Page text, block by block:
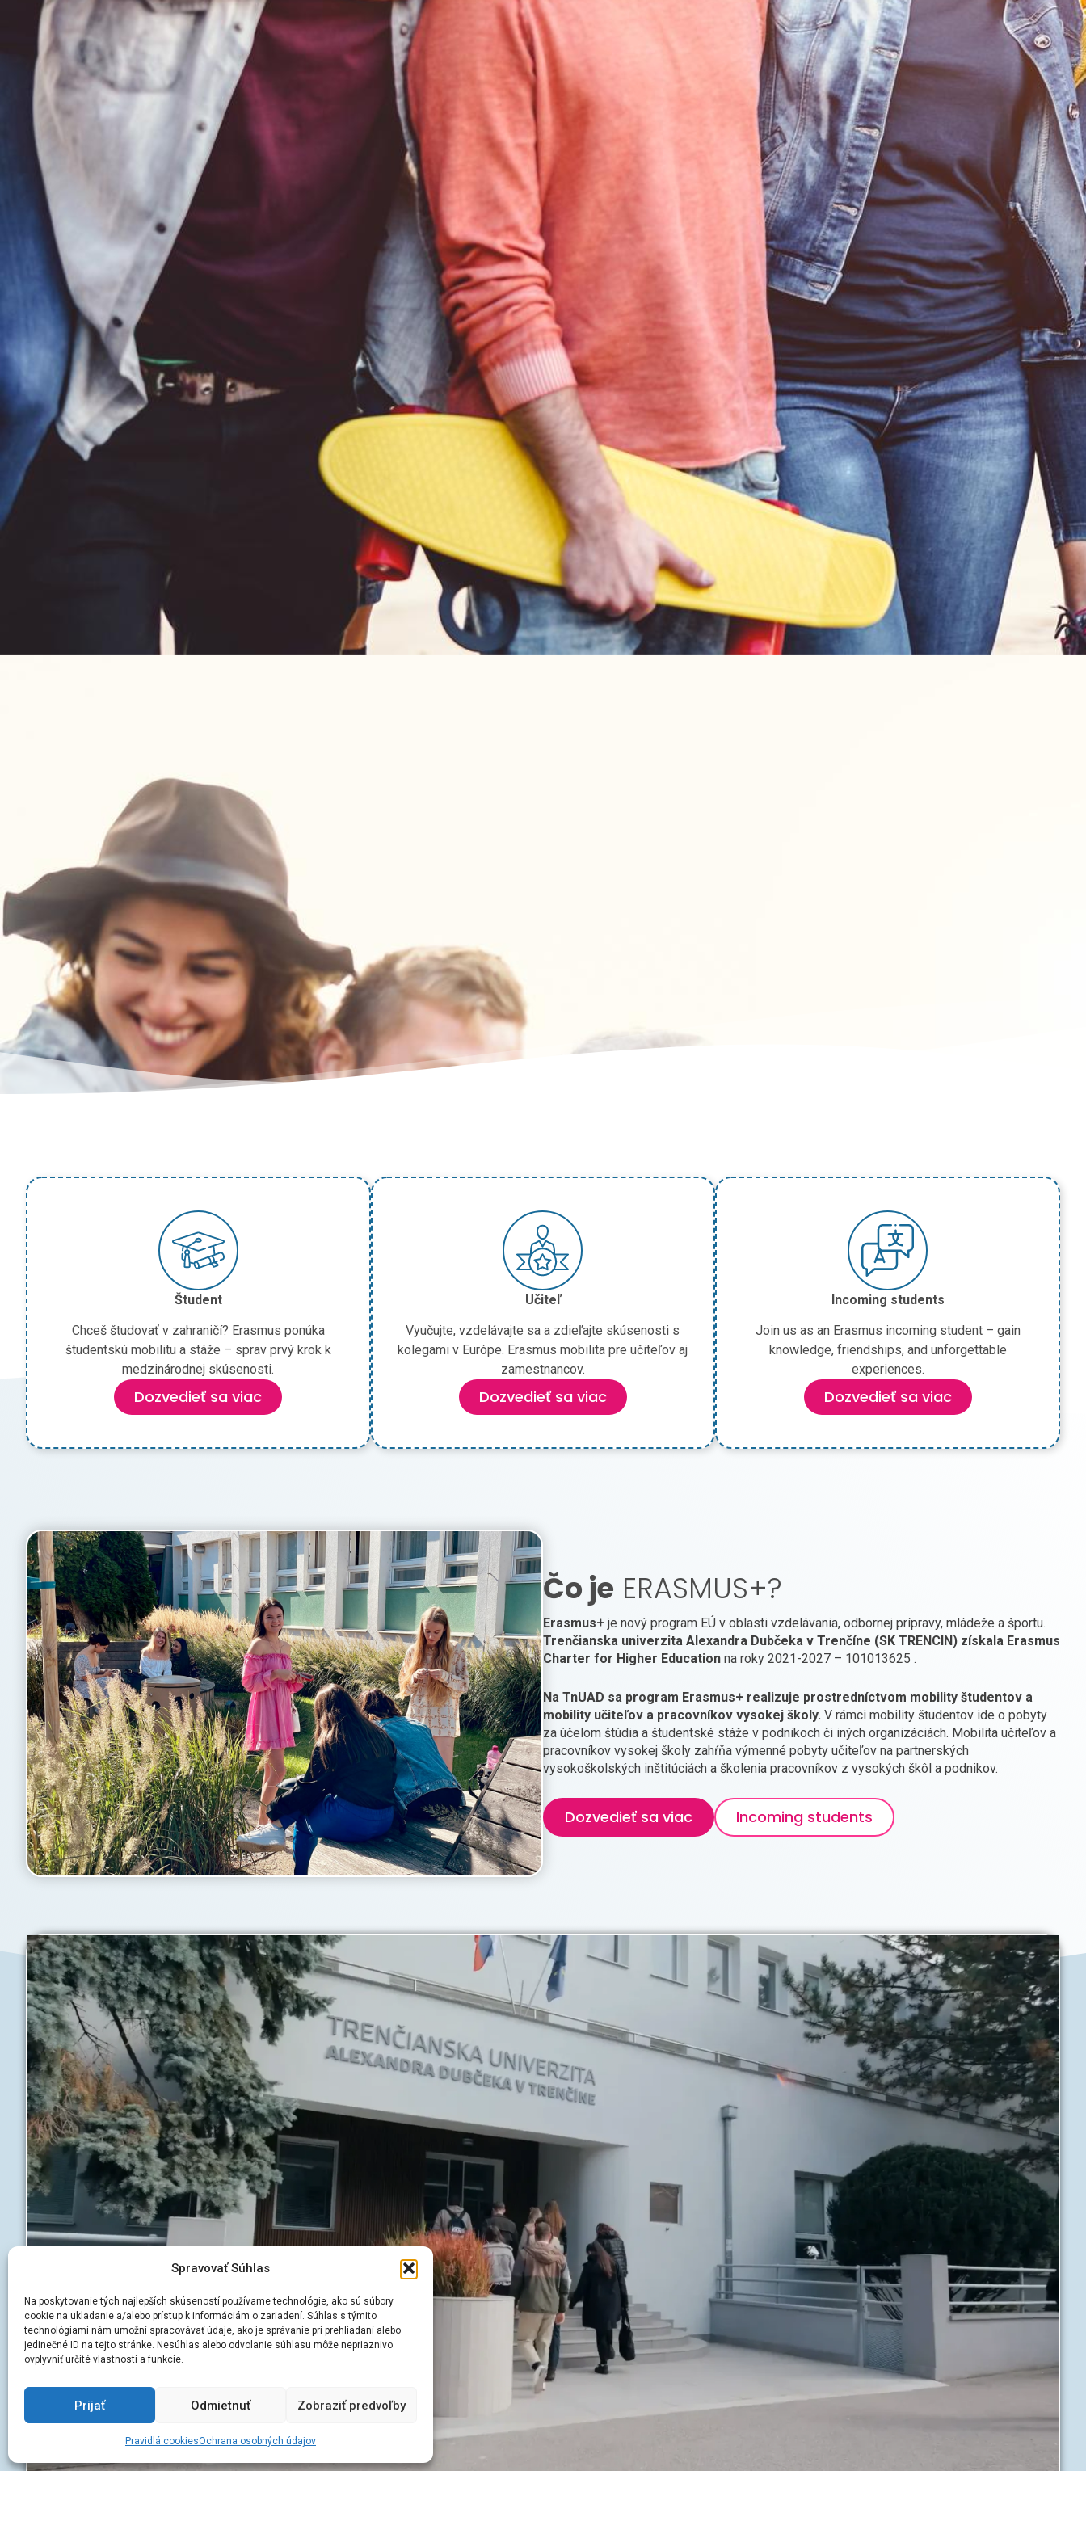
Spravovať Súhlas
Na poskytovanie tých najlepších skúseností používame technológie, ako sú súbory
cookie na ukladanie a/alebo prístup k informáciám o zariadení. Súhlas s týmito
technológiami nám umožní spracovávať údaje, ako je správanie pri prehliadaní alebo
jedinečné ID na tejto stránke. Nesúhlas alebo odvolanie súhlasu môže nepriaznivo
ovplyvniť určité vlastnosti a funkcie.
Prijať Odmietnuť Zobraziť predvoľby
Pravidlá cookiesOchrana osobných údajov
Študent
Chceš študovať v zahraničí? Erasmus ponúka
študentskú mobilitu a stáže – sprav prvý krok k
medzinárodnej skúsenosti.
Dozvedieť sa viac
Učiteľ
Vyučujte, vzdelávajte sa a zdieľajte skúsenosti s
kolegami v Európe. Erasmus mobilita pre učiteľov aj
zamestnancov.
Dozvedieť sa viac
Incoming students
Join us as an Erasmus incoming student – gain
knowledge, friendships, and unforgettable
experiences.
Dozvedieť sa viac
Čo je ERASMUS+?
Erasmus+ je nový program EÚ v oblasti vzdelávania, odbornej prípravy, mládeže a športu.
Trenčianska univerzita Alexandra Dubčeka v Trenčíne (SK TRENCIN) získala Erasmus
Charter for Higher Education na roky 2021-2027 – 101013625 .
Na TnUAD sa program Erasmus+ realizuje prostredníctvom mobility študentov a
mobility učiteľov a pracovníkov vysokej školy. V rámci mobility študentov ide o pobyty
za účelom štúdia a študentské stáže v podnikoch či iných organizáciách. Mobilita učiteľov a
pracovníkov vysokej školy zahŕňa výmenné pobyty učiteľov na partnerských
vysokoškolských inštitúciách a školenia pracovníkov z vysokých škôl a podnikov.
Dozvedieť sa viac Incoming students